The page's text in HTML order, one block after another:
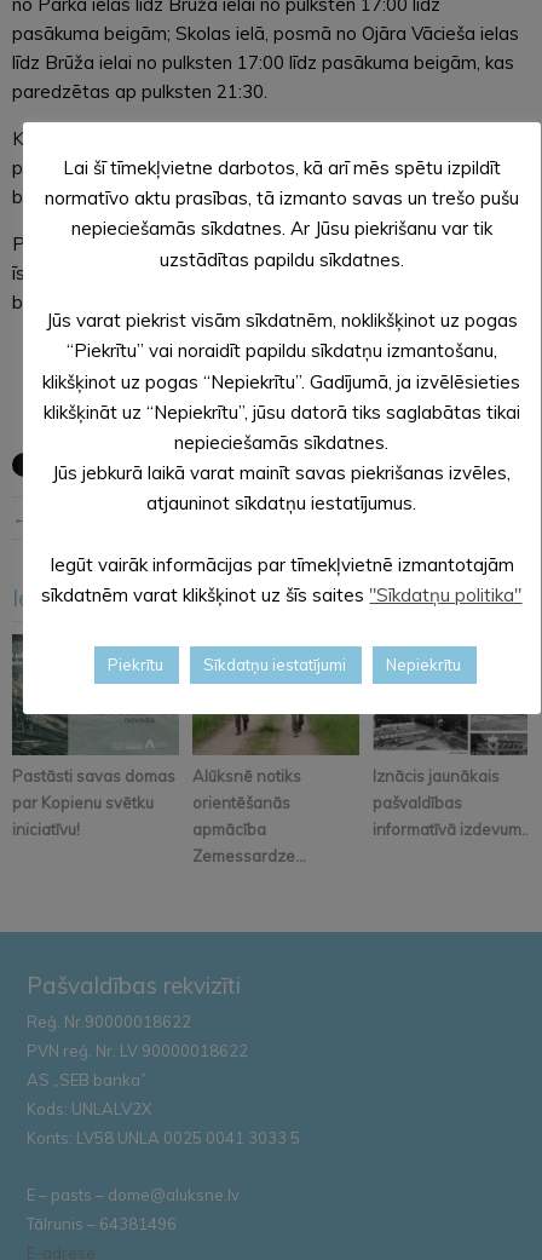
pasākuma beigām; Skolas ielā, posmā no Ojāra Vācieša ielas
līdz Brūža ielai no pulksten 17:00 līdz pasākuma beigām, kas
paredzētas ap pulksten 21:30.
Kājāmgājējiem Alūksnes Kultūras centra stāvlaukums un
pļava iepretim tam būs slēgti no pulksten 18:00 līdz koncerta
beigām. Sabiedrisko kārtību nodrošinās pašvaldības policija.
Pašvaldība aicina iedzīvotājus ar sapratni izturēties pret
īslaicīgajām neērtībām pasākumu laikā. Priecāsimies un
baudīsim svētkus kopā!
Sagatavoja: Sanita PĀSA,
Alūksnes novada pašvaldības sabiedrisko attiecību
speciāliste
← Iepriekšējā ziņa Nākošā ziņa →
Iesakām arī šo
Pastāsti savas domas
par Kopienu svētku
iniciatīvu!
Alūksnē notiks
orientēšanās
apmācība
Zemessardze...
Iznācis jaunākais
pašvaldības
informatīvā izdevum...
< >
Pašvaldības rekvizīti
Reģ. Nr.90000018622
PVN reģ. Nr. LV 90000018622
AS „SEB banka”
Kods: UNLALV2X
Konts: LV58 UNLA 0025 0041 3033 5
E – pasts – dome@aluksne.lv
Tālrunis – 64381496
E-adrese
Lai šī tīmekļvietne darbotos, kā arī mēs spētu izpildīt
normatīvo aktu prasības, tā izmanto savas un trešo pušu
nepieciešamās sīkdatnes. Ar Jūsu piekrišanu var tik
uzstādītas papildu sīkdatnes.
Jūs varat piekrist visām sīkdatnēm, noklikšķinot uz pogas
“Piekrītu” vai noraidīt papildu sīkdatņu izmantošanu,
klikšķinot uz pogas “Nepiekrītu”. Gadījumā, ja izvēlēsieties
klikšķināt uz “Nepiekrītu”, jūsu datorā tiks saglabātas tikai
nepieciešamās sīkdatnes.
Jūs jebkurā laikā varat mainīt savas piekrišanas izvēles,
atjauninot sīkdatņu iestatījumus.
Iegūt vairāk informācijas par tīmekļvietnē izmantotajām
sīkdatnēm varat klikšķinot uz šīs saites "Sīkdatņu politika"
Piekrītu Sīkdatņu iestatījumi Nepiekrītu